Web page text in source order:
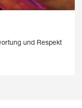
und Respekt